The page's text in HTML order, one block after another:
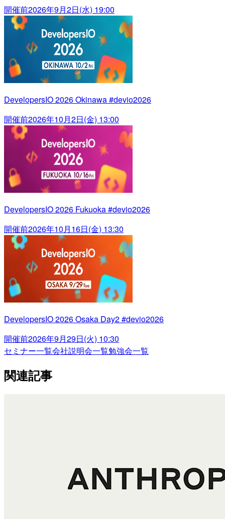
開催前2026年9月2日(水) 19:00
DevelopersIO 2026 Okinawa #devio2026
開催前2026年10月2日(金) 13:00
DevelopersIO 2026 Fukuoka #devio2026
開催前2026年10月16日(金) 13:30
DevelopersIO 2026 Osaka Day2 #devio2026
開催前2026年9月29日(火) 10:30
セミナー一覧会社説明会一覧勉強会一覧
関連記事